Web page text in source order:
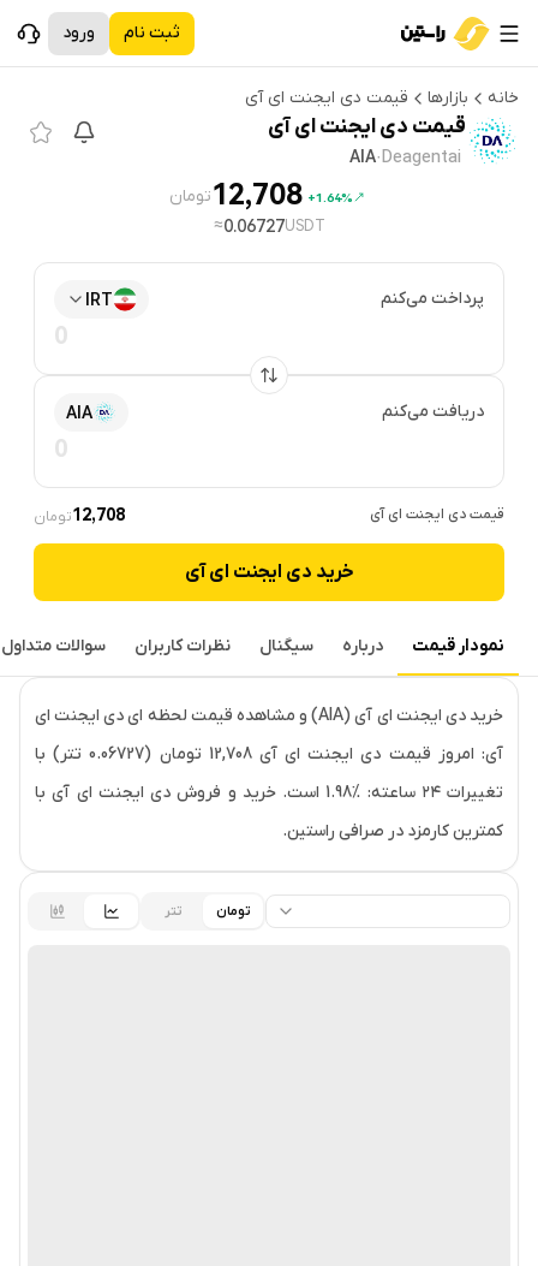
ثبت نام ورود
خانه بازارها قیمت دی ایجنت ای آی
قیمت دی ایجنت ای آی
Deagentai
·
AIA
1.64%+
12,708تومان
USDT
0.06727
≈
پرداخت می‌کنم IRT
دریافت می‌کنم AIA
قیمتدی ایجنت ای آی 12,708تومان
خرید دی ایجنت ای آی
نمودار قیمت درباره سیگنال نظرات کاربران سوالات متداول
قیمت لحظه‌ایدی ایجنت ای آی
خرید دی ایجنت ای آی (AIA) و مشاهده قیمت لحظه ای دی ایجنت ای
آی: امروز قیمت دی ایجنت ای آی 12,708 تومان (0.06727 تتر) با
تغییرات ۲۴ ساعته: ‎1.98% است. خرید و فروش دی ایجنت ای آی با
کمترین کارمزد در صرافی راستین.
تومان تتر